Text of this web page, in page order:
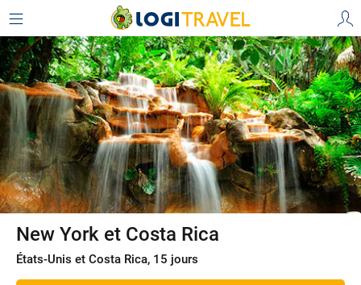
New York et Costa Rica
États-Unis et Costa Rica, 15 jours